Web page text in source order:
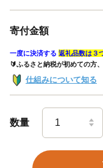
寄付金額
一度に決済する 返礼品数は３
🔰ふるさと納税が初めての方
仕組みについて知る
数量